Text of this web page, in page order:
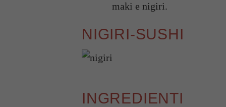
maki e nigiri.
NIGIRI-SUSHI
INGREDIENTI